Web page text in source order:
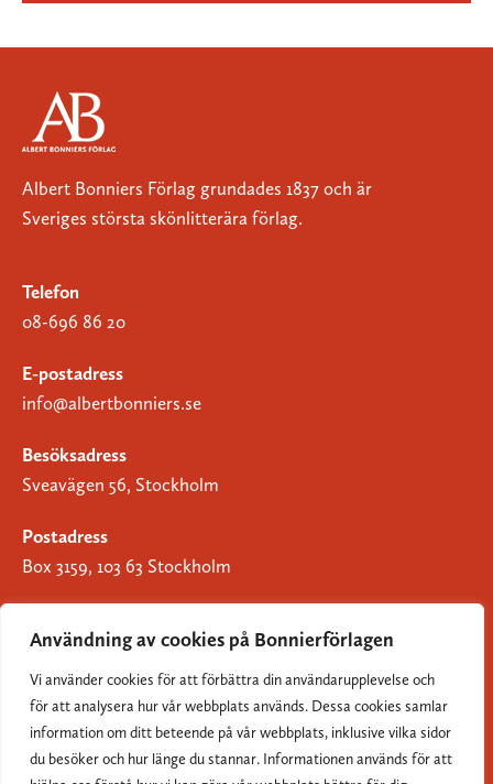
Användning av cookies på Bonnierförlagen
Vi använder cookies för att förbättra din användarupplevelse och
för att analysera hur vår webbplats används. Dessa cookies samlar
information om ditt beteende på vår webbplats, inklusive vilka sidor
du besöker och hur länge du stannar. Informationen används för att
Albert Bonniers Förlag grundades 1837 och är
Sveriges största skönlitterära förlag.
Telefon
08-696 86 20
E-postadress
info@albertbonniers.se
Besöksadress
Sveavägen 56, Stockholm
Postadress
Box 3159, 103 63 Stockholm
Om Bonnierförlagen
Cookies
Integritetspolicy